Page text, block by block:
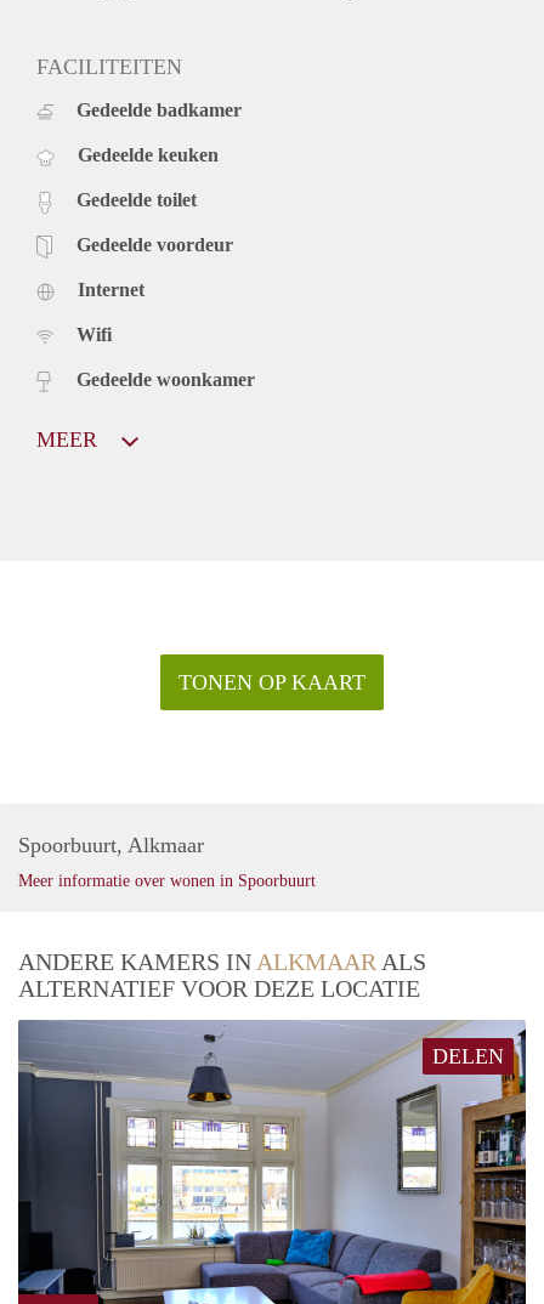
FACILITEITEN
Gedeelde badkamer
Gedeelde keuken
Gedeelde toilet
Gedeelde voordeur
Internet
Wifi
Gedeelde woonkamer
MEER
TONEN OP KAART
Spoorbuurt, Alkmaar
Meer informatie over wonen in Spoorbuurt
ANDERE KAMERS IN ALKMAAR ALS
ALTERNATIEF VOOR DEZE LOCATIE
DELEN